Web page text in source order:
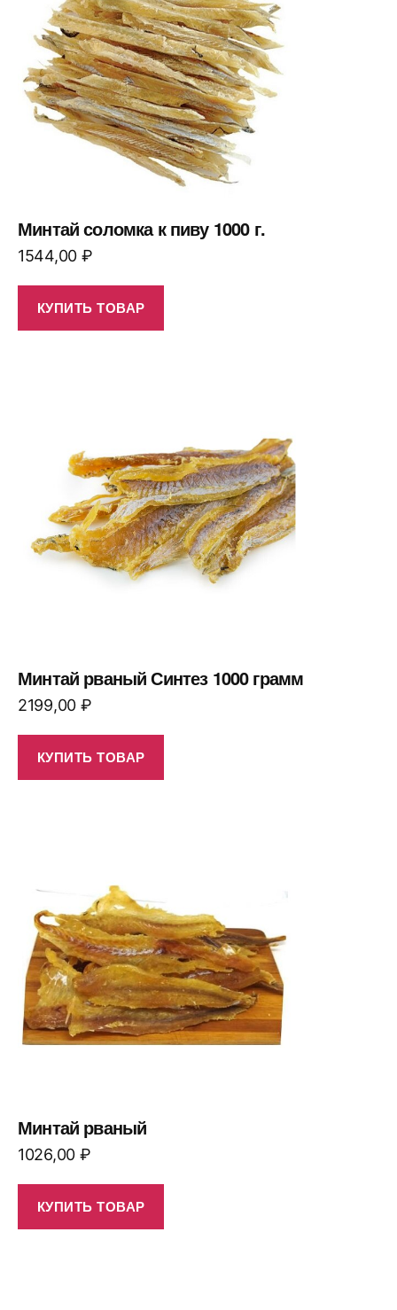
Минтай соломка к пиву 1000 г.
1544,00 ₽
КУПИТЬ ТОВАР
Минтай рваный Синтез 1000 грамм
2199,00 ₽
КУПИТЬ ТОВАР
Минтай рваный
1026,00 ₽
КУПИТЬ ТОВАР